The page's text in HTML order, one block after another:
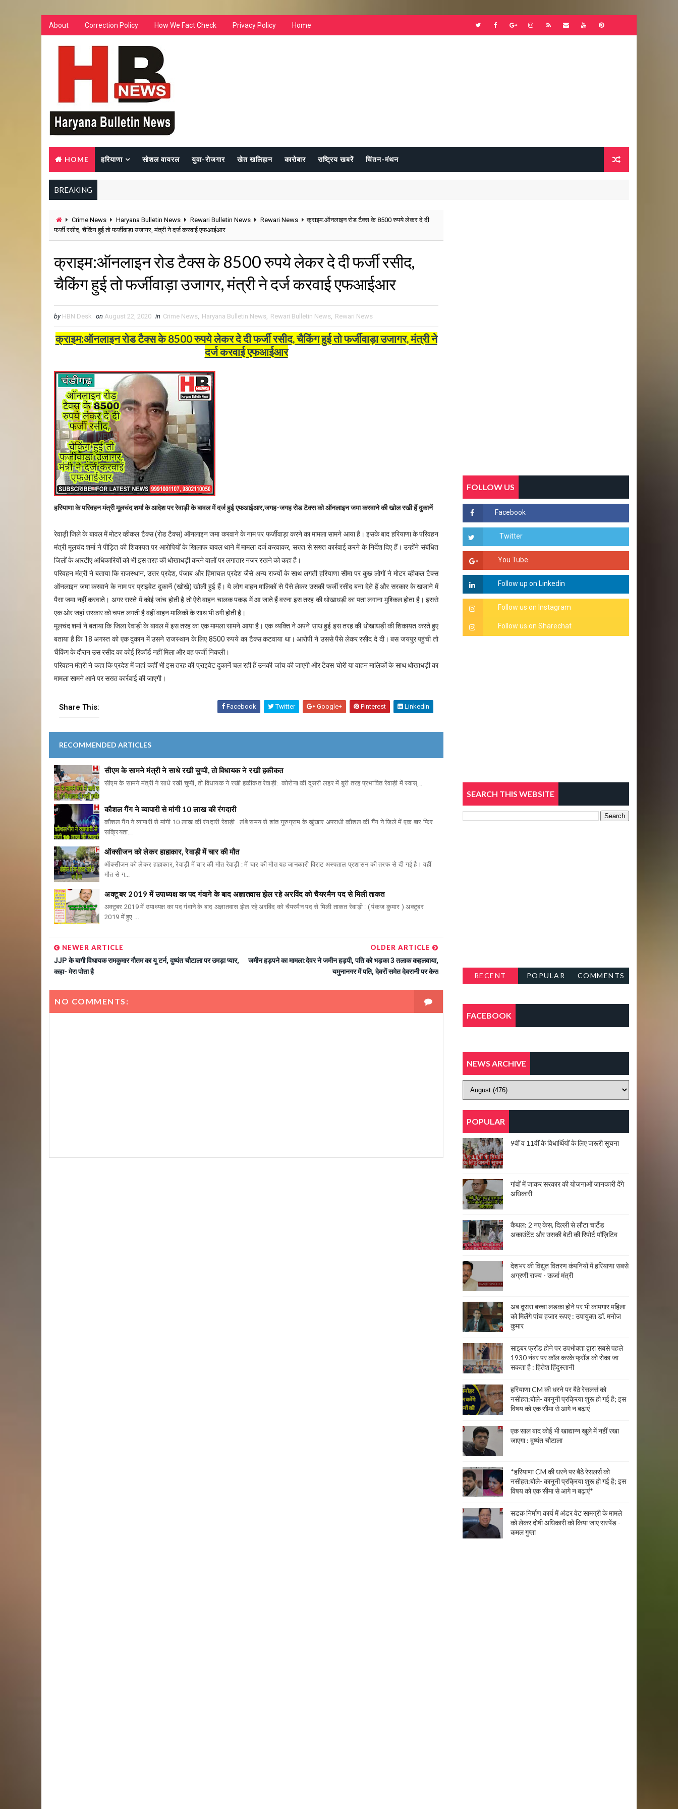
About Correction Policy How We Fact Check Privacy Policy Home
HOME हरियाणा सोशल वायरल युवा-रोजगार खेत खलिहान कारोबार राष्ट्रिय खबरें चिंतन-मंथन
BREAKING
Crime News Haryana Bulletin News Rewari Bulletin News Rewari News
क्राइम:ऑनलाइन रोड टैक्स के 8500 रुपये लेकर दे दी
फर्जी रसीद, चैकिंग हुई तो फर्जीवाड़ा उजागर, मंत्री ने दर्ज करवाई एफआईआर
क्राइम:ऑनलाइन रोड टैक्स के 8500 रुपये लेकर दे दी फर्जी रसीद,
चैकिंग हुई तो फर्जीवाड़ा उजागर, मंत्री ने दर्ज करवाई एफआईआर
by HBN Desk on August 22, 2020 in Crime News, Haryana Bulletin News, Rewari Bulletin News, Rewari News
क्राइम:ऑनलाइन रोड टैक्स के 8500 रुपये लेकर दे दी फर्जी रसीद, चैकिंग हुई तो फर्जीवाड़ा उजागर, मंत्री ने
दर्ज करवाई एफआईआर
हरियाणा के परिवहन मंत्री मूलचंद शर्मा के आदेश पर रेवाड़ी के बावल में दर्ज हुई एफआईआर,जगह-जगह रोड टैक्स को ऑनलाइन जमा करवाने की खोल रखी हैं दुकानें
रेवाड़ी जिले के बावल में मोटर व्हीकल टैक्स (रोड टैक्स) ऑनलाइन जमा करवाने के नाम पर फर्जीवाड़ा करने का मामला सामने आया है। इसके बाद हरियाणा के परिवहन
मंत्री मूलचंद शर्मा ने पीड़ित की शिकायत पर आरोपियों के खिलाफ बावल थाने में मामला दर्ज करवाकर, सख्त से सख्त कार्रवाई करने के निर्देश दिए हैं। उन्होंने संबंधित
जिलों के आरटीए अधिकारियों को भी इस तरह की धोखाधड़ी करने वालों पर लगातार नजर रखने को कहा है।
परिवहन मंत्री ने बताया कि राजस्थान, उत्तर प्रदेश, पंजाब और हिमाचल प्रदेश जैसे अन्य राज्यों के साथ लगती हरियाणा सीमा पर कुछ लोगों ने मोटर व्हीकल टैक्स
ऑनलाइन जमा करवाने के नाम पर प्राइवेट दुकानें (खोखे) खोली हुई हैं। ये लोग वाहन मालिकों से पैसे लेकर उसकी फर्जी रसीद बना देते हैं और सरकार के खजाने में
पैसा जमा नहीं करवाते। अगर रास्ते में कोई जांच होती है तो ऐसे वाहन चालक पकड़ में आ जाते हैं वरना इस तरह की धोखाधड़ी का पता लगाना मुश्किल होता है। इससे
एक ओर जहां सरकार को चपत लगती है वहीं वाहन मालिकों के साथ भी ठगी होती है।
मूलचंद शर्मा ने बताया कि जिला रेवाड़ी के बावल में इस तरह का एक मामला सामने आया है। एक व्यक्ति ने अपने साथ हुई इस तरह की धोखाधड़ी की शिकायत करते हुए
बताया है कि 18 अगस्त को एक दुकान में उसने राजस्थान के लिए 8500 रुपये का टैक्स कटवाया था। आरोपी ने उससे पैसे लेकर रसीद दे दी। बस जयपुर पहुंची तो
चैकिंग के दौरान उस रसीद का कोई रिकॉर्ड नहीं मिला और वह फर्जी निकली।
परिवहन मंत्री ने कहा कि प्रदेश में जहां कहीं भी इस तरह की प्राइवेट दुकानें चल रही हैं उनकी जांच की जाएगी और टैक्स चोरी या वाहन मालिकों के साथ धोखाधड़ी का
मामला सामने आने पर सख्त कार्रवाई की जाएगी।
Share This: Facebook Twitter Google+ Pinterest Linkedin
RECOMMENDED ARTICLES
सीएम के सामने मंत्री ने साधे रखी चुप्पी, तो विधायक ने रखी हकीकत
सीएम के सामने मंत्री ने साधे रखी चुप्पी, तो विधायक ने रखी हकीकत रेवाड़ी: कोरोना की दूसरी लहर में बुरी तरह प्रभावित रेवाड़ी में स्वास्...
कौशल गैंग ने व्यापारी से मांगी 10 लाख की रंगदारी
कौशल गैंग ने व्यापारी से मांगी 10 लाख की रंगदारी रेवाड़ी : लंबे समय से शांत गुरुग्राम के खुंखार अपराधी कौशल की गैंग ने जिले में एक बार फिर
सक्रियता...
ऑक्सीजन को लेकर हाहाकार, रेवाड़ी में चार की मौत
ऑक्सीजन को लेकर हाहाकार, रेवाड़ी में चार की मौत रेवाड़ी : में चार की मौत यह जानकारी विराट अस्पताल प्रशासन की तरफ से दी गई है। वहीं
मौत से ग...
अक्टूबर 2019 में उपाध्यक्ष का पद गंवाने के बाद अज्ञातवास झेल रहे अरविंद को चैयरमैन पद से मिली ताकत
अक्टूबर 2019 में उपाध्यक्ष का पद गंवाने के बाद अज्ञातवास झेल रहे अरविंद को चैयरमैन पद से मिली ताकत रेवाड़ी : ( पंकज कुमार ) अक्टूबर
2019 में हुए ...
NEWER ARTICLE
JJP के बागी विधायक रामकुमार गौतम का यू टर्न, दुष्यंत चौटाला पर उमड़ा प्‍यार,
कहा- मेरा पोता है
OLDER ARTICLE
जमीन हड़पने का मामला:देवर ने जमीन हड़पी, पति को भड़का 3 तलाक कहलवाया,
यमुनानगर में पति, देवरों समेत देवरानी पर केस
NO COMMENTS:
FOLLOW US
SEARCH THIS WEBSITE
RECENT POPULAR COMMENTS
FACEBOOK
NEWS ARCHIVE
POPULAR
9वीं व 11वीं के विधार्थियों के लिए जरूरी सूचना
गांवों में जाकर सरकार की योजनाओं जानकारी देंगे
अधिकारी
कैथल: 2 नए केस, दिल्ली से लौटा चार्टेड
अकाउंटेंट और उसकी बेटी की रिपोर्ट पॉज़िटिव
देशभर की विद्युत वितरण कंपनियों में हरियाणा सबसे
अग्रणी राज्य - ऊर्जा मंत्री
अब दूसरा बच्चा लडका होने पर भी कामगार महिला
को मिलेंगे पांच हजार रूपए : उपायुक्त डॉ. मनोज
कुमार
साइबर फ्रॉड होने पर उपभोक्ता द्वारा सबसे पहले
1930 नंबर पर कॉल करके फ्रॉड को रोका जा
सकता है : हितेश हिंदुस्तानी
हरियाणा CM की धरने पर बैठे रेसलर्स को
नसीहत:बोले- कानूनी प्रक्रिया शुरू हो गई है; इस
विषय को एक सीमा से आगे न बढ़ाएं
एक साल बाद कोई भी खाद्यान्न खुले में नहीं रखा
जाएगा : दुष्यंत चौटाला
*हरियाणा CM की धरने पर बैठे रेसलर्स को
नसीहत:बोले- कानूनी प्रक्रिया शुरू हो गई है; इस
विषय को एक सीमा से आगे न बढ़ाएं*
सडक़ निर्माण कार्य में अंडर वेट सामग्री के मामले
को लेकर दोषी अधिकारी को किया जाए सस्पेंड -
कमल गुप्ता